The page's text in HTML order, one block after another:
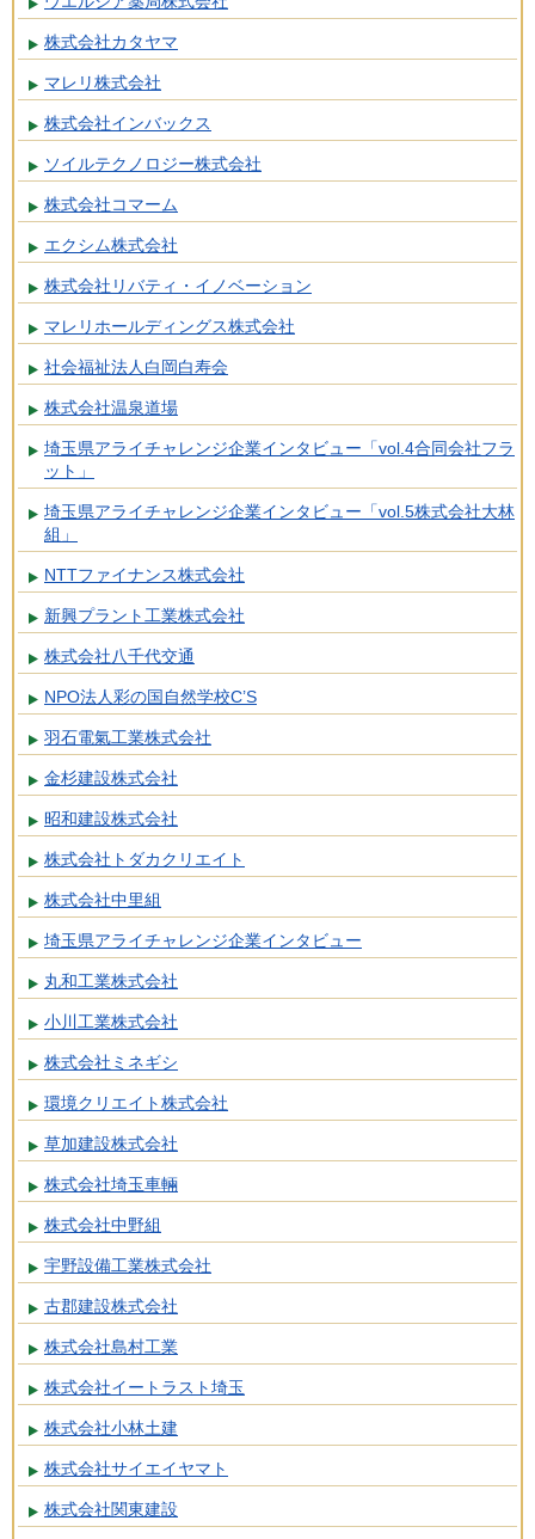
株式会社カタヤマ
マレリ株式会社
株式会社インバックス
ソイルテクノロジー株式会社
株式会社コマーム
エクシム株式会社
株式会社リバティ・イノベーション
マレリホールディングス株式会社
社会福祉法人白岡白寿会
株式会社温泉道場
埼玉県アライチャレンジ企業インタビュー「vol.4合同会社フラ
ット」
埼玉県アライチャレンジ企業インタビュー「vol.5株式会社大林
組」
NTTファイナンス株式会社
新興プラント工業株式会社
株式会社八千代交通
NPO法人彩の国自然学校C’S
羽石電氣工業株式会社
金杉建設株式会社
昭和建設株式会社
株式会社トダカクリエイト
株式会社中里組
埼玉県アライチャレンジ企業インタビュー
丸和工業株式会社
小川工業株式会社
株式会社ミネギシ
環境クリエイト株式会社
草加建設株式会社
株式会社埼玉車輛
株式会社中野組
宇野設備工業株式会社
古郡建設株式会社
株式会社島村工業
株式会社イートラスト埼玉
株式会社小林土建
株式会社サイエイヤマト
株式会社関東建設